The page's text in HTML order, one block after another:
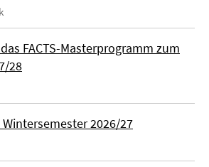
FACTS-Masterprogramm zum
28
2026/27